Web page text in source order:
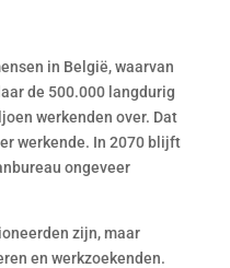
in België, waarvan
de 500.000 langdurig
werkenden over. Dat
werkende. In 2070 blijft
ongeveer
zijn, maar
en werkzoekenden.